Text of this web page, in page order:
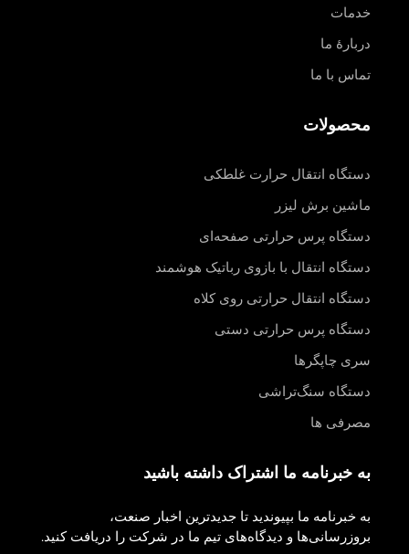
خدمات
دربارهٔ ما
تماس با ما
محصولات
دستگاه انتقال حرارت غلطکی
ماشین برش لیزر
دستگاه پرس حرارتی صفحه‌ای
دستگاه انتقال با بازوی رباتیک هوشمند
دستگاه انتقال حرارتی روی کلاه
دستگاه پرس حرارتی دستی
سری چاپگرها
دستگاه سنگ‌تراشی
مصرفی ها
به خبرنامه ما اشتراک داشته باشید
به خبرنامه ما بپیوندید تا جدیدترین اخبار صنعت،
بروزرسانی‌ها و دیدگاه‌های تیم ما در شرکت را دریافت کنید.